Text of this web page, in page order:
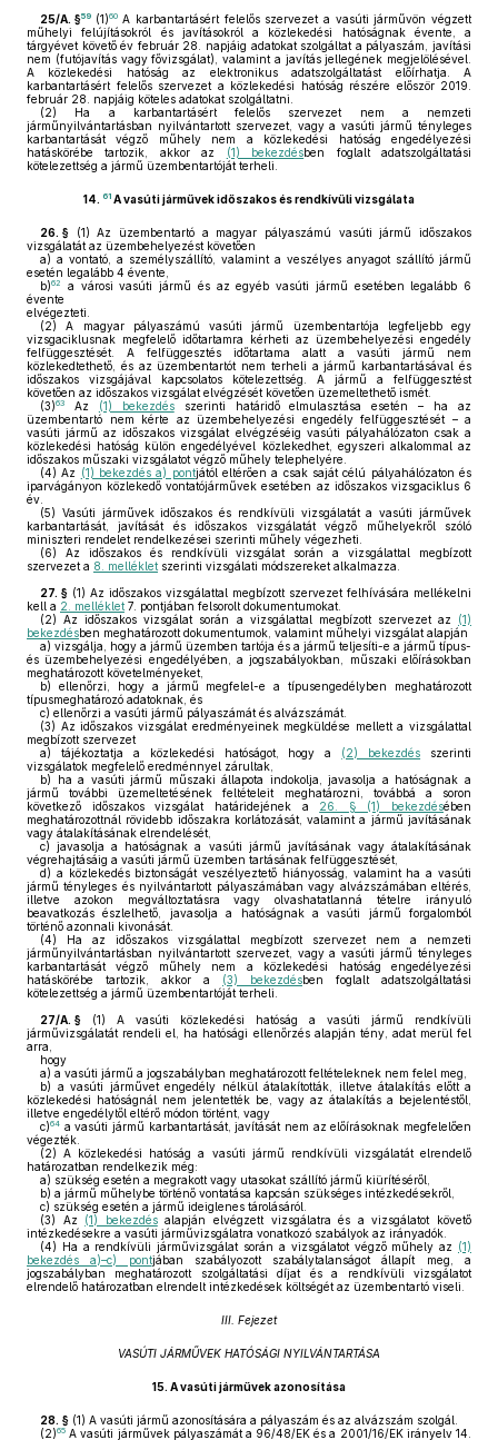
25/A. §59 (1)60A karbantartásért felelős szervezet a vasúti járművön végzett
műhelyi felújításokról és javításokról a közlekedési hatóságnak évente, a
tárgyévet követő év február 28. napjáig adatokat szolgáltat a pályaszám, javítási
nem (futójavítás vagy fővizsgálat), valamint a javítás jellegének megjelölésével.
A közlekedési hatóság az elektronikus adatszolgáltatást előírhatja. A
karbantartásért felelős szervezet a közlekedési hatóság részére először 2019.
február 28. napjáig köteles adatokat szolgáltatni.
(2) Ha a karbantartásért felelős szervezet nem a nemzeti
járműnyilvántartásban nyilvántartott szervezet, vagy a vasúti jármű tényleges
karbantartását végző műhely nem a közlekedési hatóság engedélyezési
hatáskörébe tartozik, akkor az
(1) bekezdésben foglalt adatszolgáltatási
kötelezettség a jármű üzembentartóját terheli.
14. 61 A vasúti járművek időszakos és rendkívüli vizsgálata
26. § (1) Az üzembentartó a magyar pályaszámú vasúti jármű időszakos
vizsgálatát az üzembehelyezést követően
a) a vontató, a személyszállító, valamint a veszélyes anyagot szállító jármű
esetén legalább 4 évente,
b)62
a városi vasúti jármű és az egyéb vasúti jármű esetében legalább 6
évente
elvégezteti.
(2) A magyar pályaszámú vasúti jármű üzembentartója legfeljebb egy
vizsgaciklusnak megfelelő időtartamra kérheti az üzembehelyezési engedély
felfüggesztését. A felfüggesztés időtartama alatt a vasúti jármű nem
közlekedtethető, és az üzembentartót nem terheli a jármű karbantartásával és
időszakos vizsgájával kapcsolatos kötelezettség. A jármű a felfüggesztést
követően az időszakos vizsgálat elvégzését követően üzemeltethető ismét.
(3)63 Az (1) bekezdésszerinti határidő elmulasztása esetén – ha az
üzembentartó nem kérte az üzembehelyezési engedély felfüggesztését – a
vasúti jármű az időszakos vizsgálat elvégzéséig vasúti pályahálózaton csak a
közlekedési hatóság külön engedélyével közlekedhet, egyszeri alkalommal az
időszakos műszaki vizsgálatot végző műhely telephelyére.
(4) Az (1) bekezdés a) pontjától eltérően a csak saját célú pályahálózaton és
iparvágányon közlekedő vontatójárművek esetében az időszakos vizsgaciklus 6
év.
(5) Vasúti járművek időszakos és rendkívüli vizsgálatát a vasúti járművek
karbantartását, javítását és időszakos vizsgálatát végző műhelyekről szóló
miniszteri rendelet rendelkezései szerinti műhely végezheti.
(6) Az időszakos és rendkívüli vizsgálat során a vizsgálattal megbízott
szervezet a 8. melléklet szerinti vizsgálati módszereket alkalmazza.
27. § (1) Az időszakos vizsgálattal megbízott szervezet felhívására mellékelni
kell a 2. melléklet 7. pontjában felsorolt dokumentumokat.
(2) Az időszakos vizsgálat során a vizsgálattal megbízott szervezet az (1)
bekezdésben meghatározott dokumentumok, valamint műhelyi vizsgálat alapján
a) vizsgálja, hogy a jármű üzemben tartója és a jármű teljesíti-e a jármű típus-
és üzembehelyezési engedélyében, a jogszabályokban, műszaki előírásokban
meghatározott követelményeket,
b) ellenőrzi, hogy a jármű megfelel-e a típusengedélyben meghatározott
típusmeghatározó adatoknak, és
c) ellenőrzi a vasúti jármű pályaszámát és alvázszámát.
(3) Az időszakos vizsgálat eredményeinek megküldése mellett a vizsgálattal
megbízott szervezet
a) tájékoztatja a közlekedési hatóságot, hogy a (2) bekezdés szerinti
vizsgálatok megfelelő eredménnyel zárultak,
b) ha a vasúti jármű műszaki állapota indokolja, javasolja a hatóságnak a
jármű további üzemeltetésének feltételeit meghatározni, továbbá a soron
következő időszakos vizsgálat határidejének a 26. § (1) bekezdésében
meghatározottnál rövidebb időszakra korlátozását, valamint a jármű javításának
vagy átalakításának elrendelését,
c) javasolja a hatóságnak a vasúti jármű javításának vagy átalakításának
végrehajtásáig a vasúti jármű üzemben tartásának felfüggesztését,
d) a közlekedés biztonságát veszélyeztető hiányosság, valamint ha a vasúti
jármű tényleges és nyilvántartott pályaszámában vagy alvázszámában eltérés,
illetve azokon megváltoztatásra vagy olvashatatlanná tételre irányuló
beavatkozás észlelhető, javasolja a hatóságnak a vasúti jármű forgalomból
történő azonnali kivonását.
(4) Ha az időszakos vizsgálattal megbízott szervezet nem a nemzeti
járműnyilvántartásban nyilvántartott szervezet, vagy a vasúti jármű tényleges
karbantartását végző műhely nem a közlekedési hatóság engedélyezési
hatáskörébe tartozik, akkor a (3) bekezdésben foglalt adatszolgáltatási
kötelezettség a jármű üzembentartóját terheli.
27/A. § (1) A vasúti közlekedési hatóság a vasúti jármű rendkívüli
járművizsgálatát rendeli el, ha hatósági ellenőrzés alapján tény, adat merül fel
arra,
hogy
a) a vasúti jármű a jogszabályban meghatározott feltételeknek nem felel meg,
b) a vasúti járművet engedély nélkül átalakították, illetve átalakítás előtt a
közlekedési hatóságnál nem jelentették be, vagy az átalakítás a bejelentéstől,
illetve engedélytől eltérő módon történt, vagy
c)64 a vasúti jármű karbantartását, javítását nem az előírásoknak megfelelően
végezték.
(2) A közlekedési hatóság a vasúti jármű rendkívüli vizsgálatát elrendelő
határozatban rendelkezik még:
a) szükség esetén a megrakott vagy utasokat szállító jármű kiürítéséről,
b) a jármű műhelybe történő vontatása kapcsán szükséges intézkedésekről,
c) szükség esetén a jármű ideiglenes tárolásáról.
(3) Az (1) bekezdésalapján elvégzett vizsgálatra és a vizsgálatot követő
intézkedésekre a vasúti járművizsgálatra vonatkozó szabályok az irányadók.
(4) Ha a rendkívüli járművizsgálat során a vizsgálatot végző műhely az (1)
bekezdés a)–c) pontjában szabályozott szabálytalanságot állapít meg, a
jogszabályban meghatározott szolgáltatási díjat és a rendkívüli vizsgálatot
elrendelő határozatban elrendelt intézkedések költségét az üzembentartó viseli.
III. Fejezet
VASÚTI JÁRMŰVEK HATÓSÁGI NYILVÁNTARTÁSA
15. A vasúti járművek azonosítása
28. § (1) A vasúti jármű azonosítására a pályaszám és az alvázszám szolgál.
(2)65 A vasúti járművek pályaszámát a 96/48/EK és a 2001/16/EK irányelv 14.